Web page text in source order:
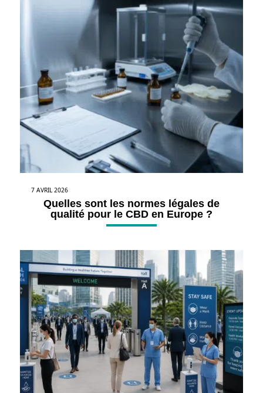
7 AVRIL 2026
Quelles sont les normes légales de
qualité pour le CBD en Europe ?